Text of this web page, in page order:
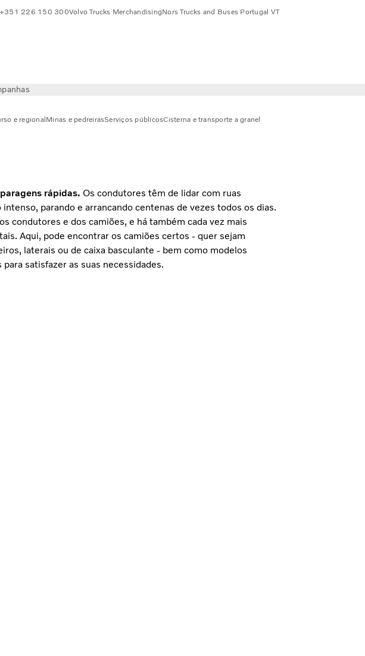
+351 226 150 300Volvo Trucks MerchandisingNors Trucks and Buses Portugal VT
e regional Minas e pedreirasServiços públicosCisterna e transporte a granel
rápidas. Os condutores têm de lidar com ruas
parando e arrancando centenas de vezes todos os dias.
condutores e dos camiões, e há também cada vez mais
Aqui, pode encontrar os camiões certos - quer sejam
laterais ou de caixa basculante - bem como modelos
satisfazer as suas necessidades.